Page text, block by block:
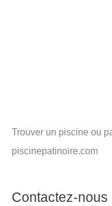
Trouver un piscine ou
piscinepatinoire.com
Contactez-nous